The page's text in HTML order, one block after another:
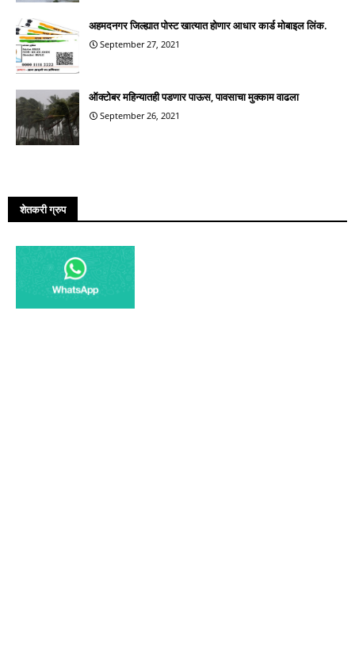
अहमदनगर जिल्ह्यात पोस्ट खात्यात होणार आधार कार्ड मोबाइल लिंक.
September 27, 2021
ऑक्टोबर महिन्यातही पडणार पाऊस, पावसाचा मुक्काम वाढला
September 26, 2021
शेतकरी ग्रुप